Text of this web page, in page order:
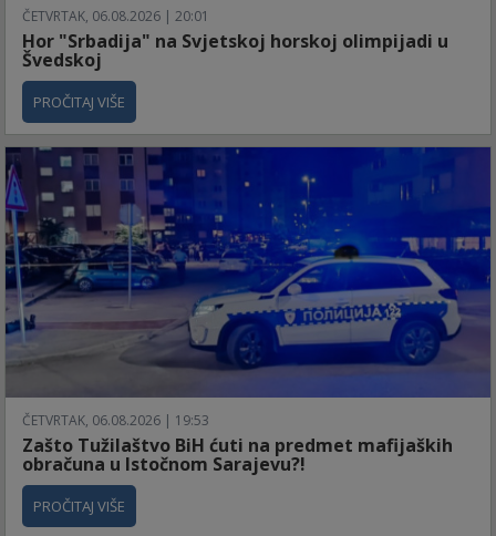
ČETVRTAK, 06.08.2026 | 20:01
Hor "Srbadija" na Svjetskoj horskoj olimpijadi u
Švedskoj
PROČITAJ VIŠE
ČETVRTAK, 06.08.2026 | 19:53
Zašto Tužilaštvo BiH ćuti na predmet mafijaških
obračuna u Istočnom Sarajevu?!
PROČITAJ VIŠE